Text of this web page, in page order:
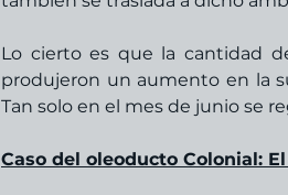
Lo cierto es que la cantidad
produjeron un aumento en la
Caso del oleoducto Colonial: